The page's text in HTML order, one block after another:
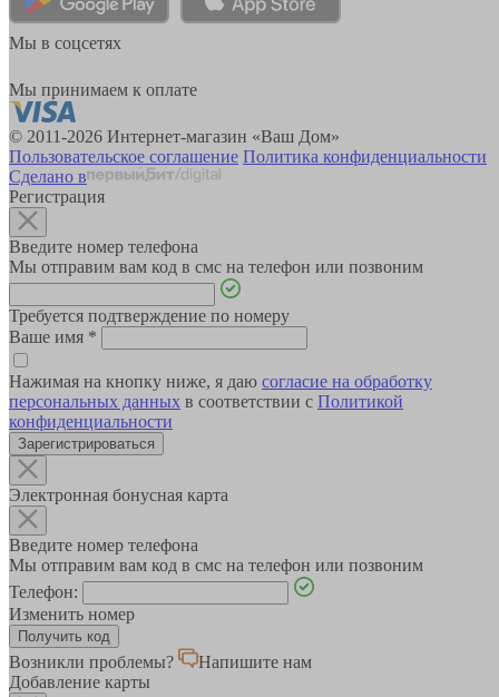
Мы в соцсетях
Мы принимаем к оплате
© 2011-2026 Интернет-магазин «Ваш Дом»
Пользовательское соглашение Политика конфиденциальности
Сделано в
Регистрация
Введите номер телефона
Мы отправим вам код в смс на телефон или позвоним
Требуется подтверждение по номеру
Ваше имя *
Нажимая на кнопку ниже, я даю согласие на обработку
персональных данных в соответствии с Политикой
конфиденциальности
Зарегистрироваться
Электронная бонусная карта
Введите номер телефона
Мы отправим вам код в смс на телефон или позвоним
Телефон:
Изменить номер
Возникли проблемы?
Напишите нам
Добавление карты